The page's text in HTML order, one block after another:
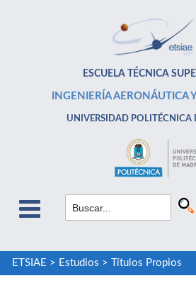
ESCUELA TÉCNICA
INGENIERÍA AERONÁUTICA
UNIVERSIDAD POLITÉCNICA
ETSIAE > Estudios > Títulos Propios